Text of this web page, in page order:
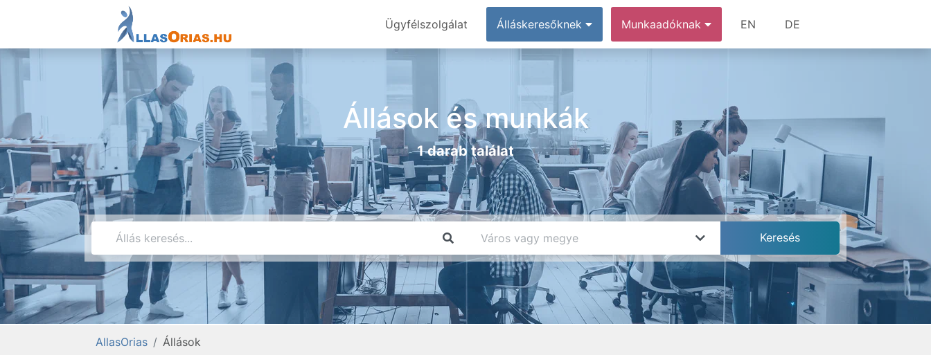
Ügyfélszolgálat Álláskeresőknek Munkaadóknak EN DE
Állások és munkák
1 darab találat
AllasOrias Állások